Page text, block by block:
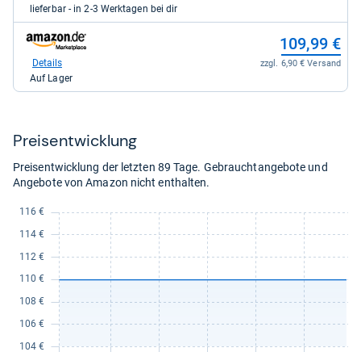
109,99
kaufen.
lieferbar - in 2-3 Werktagen bei dir
zum
Shop:
Amazon.de
109,99 €
zzgl. 6,90 € Versand
Details
Auf Lager
Preis­ent­wick­lung
Preisentwicklung der letzten 89 Tage. Gebrauchtangebote und
Angebote von Amazon nicht enthalten.